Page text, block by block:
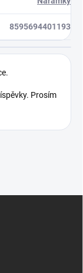
8595694401193
Prosím